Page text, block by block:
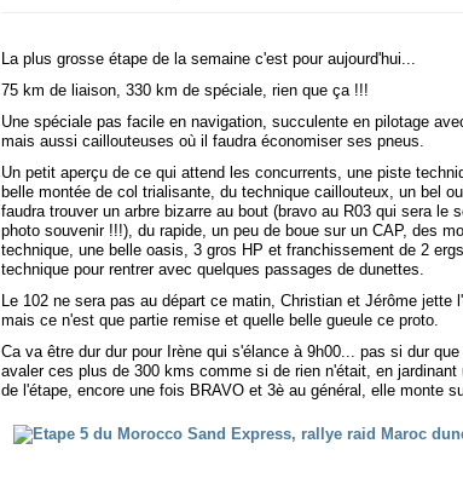
La plus grosse étape de la semaine c'est pour aujourd'hui...
75 km de liaison, 330 km de spéciale, rien que ça !!!
Une spéciale pas facile en navigation, succulente en pilotage
mais aussi caillouteuses où il faudra économiser ses pneus.
Un petit aperçu de ce qui attend les concurrents, une piste
belle montée de col trialisante, du technique caillouteux, un bel
faudra trouver un arbre bizarre au bout (bravo au R03 qui sera le
photo souvenir !!!), du rapide, un peu de boue sur un CAP, des
technique, une belle oasis, 3 gros HP et franchissement de 2
technique pour rentrer avec quelques passages de dunettes.
Le 102 ne sera pas au départ ce matin, Christian et Jérôme jette
mais ce n'est que partie remise et quelle belle gueule ce proto.
Ca va être dur dur pour Irène qui s'élance à 9h00... pas si dur
avaler ces plus de 300 kms comme si de rien n'était, en
de l'étape, encore une fois BRAVO et 3è au général, elle monte